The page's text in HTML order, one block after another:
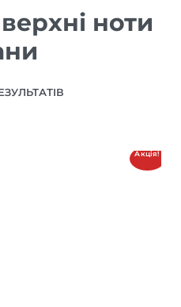
ноти
Акція!